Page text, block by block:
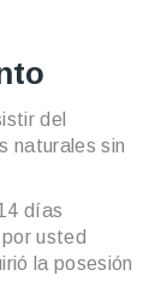
del
naturales sin
días
usted
la posesión